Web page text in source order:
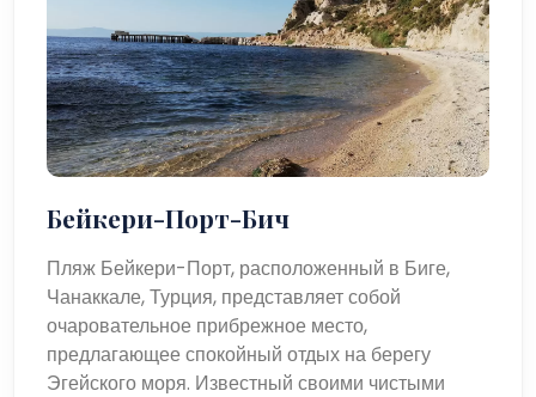
Бейкери-Порт-Бич
Пляж Бейкери-Порт, расположенный в Биге,
Чанаккале, Турция, представляет собой
очаровательное прибрежное место,
предлагающее спокойный отдых на берегу
Эгейского моря. Известный своими чистыми